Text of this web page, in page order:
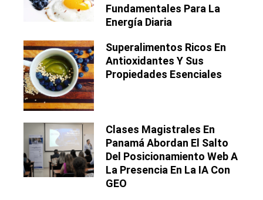
Fundamentales Para La
Energía Diaria
Superalimentos Ricos En
Antioxidantes Y Sus
Propiedades Esenciales
Clases Magistrales En
Panamá Abordan El Salto
Del Posicionamiento Web A
La Presencia En La IA Con
GEO